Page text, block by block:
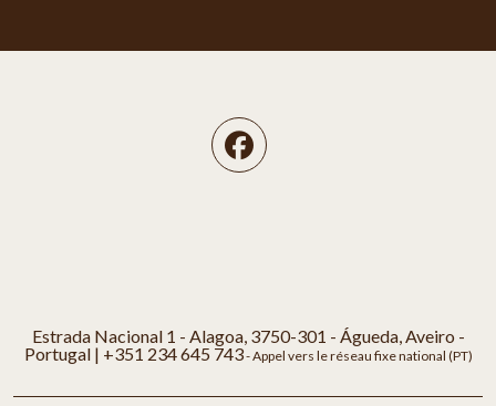
Estrada Nacional 1 - Alagoa, 3750-301 - Águeda, Aveiro -
Portugal | +351 234 645 743- Appel vers le réseau fixe national (PT)